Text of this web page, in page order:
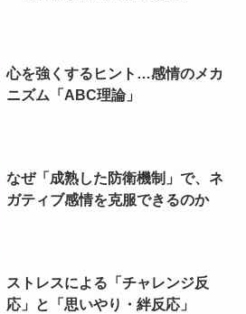
心を強くするヒント…感情のメカ
ニズム「ABC理論」
なぜ「成熟した防衛機制」で、ネ
ガティブ感情を克服できるのか
ストレスによる「チャレンジ反
応」と「思いやり・絆反応」